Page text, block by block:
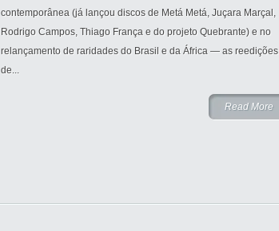
contemporânea (já lançou discos de Metá Metá, Juçara Marçal,
Rodrigo Campos, Thiago França e do projeto Quebrante) e no
relançamento de raridades do Brasil e da África — as reedições
de...
Read More